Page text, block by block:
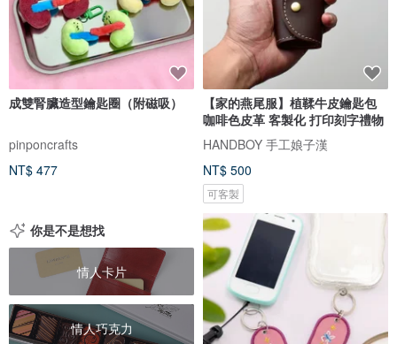
成雙腎臟造型鑰匙圈（附磁吸）
pinponcrafts
NT$ 477
【家的燕尾服】植鞣牛皮鑰匙包
咖啡色皮革 客製化 打印刻字禮物
HANDBOY 手工娘子漢
NT$ 500
可客製
你是不是想找
情人卡片
情人巧克力